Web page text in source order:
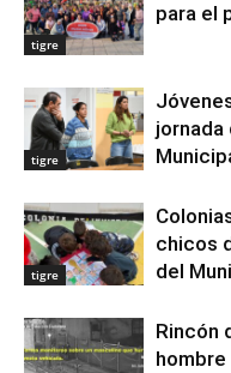
tigre
para el
tigre
jornada
tigre
chicos
del
Rincón